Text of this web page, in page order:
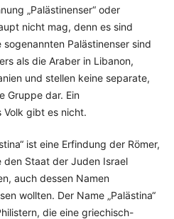
„Palästinenser“ oder
nicht mag, denn es sind
Palästinenser sind
als die Araber in Libanon,
und stellen keine separate,
Gruppe dar. Ein
Volk gibt es nicht.
ist eine Erfindung der Römer,
den Staat der Juden Israel
auch dessen Namen
wollten. Der Name „Palästina“
die eine griechisch-